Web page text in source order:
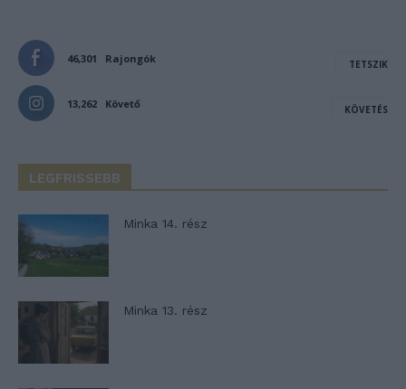
46,301 Rajongók TETSZIK
13,262 Követő KÖVETÉS
LEGFRISSEBB
Minka 14. rész
Minka 13. rész